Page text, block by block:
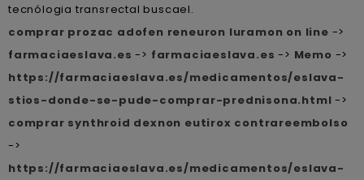
tecnólogia transrectal buscael.
comprar prozac adofen reneuron luramon on line ->
farmaciaeslava.es -> farmaciaeslava.es -> Memo ->
https://farmaciaeslava.es/medicamentos/eslava-
stios-donde-se-pude-comprar-prednisona.html ->
comprar synthroid dexnon eutirox contrareembolso
->
https://farmaciaeslava.es/medicamentos/eslava-